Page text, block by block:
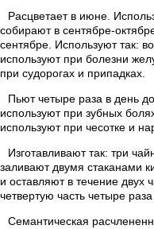
Расцветает в июне.
собирают в сентябре-
сентябре. Используют так:
используют при болезни
при судорогах и припадках.
Пьют четыре раза в день
используют при зубных
используют при чесотке и
Изготавливают так: три
заливают двумя стаканами
и оставляют в течение двух
четвертую часть четыре
Семантическая